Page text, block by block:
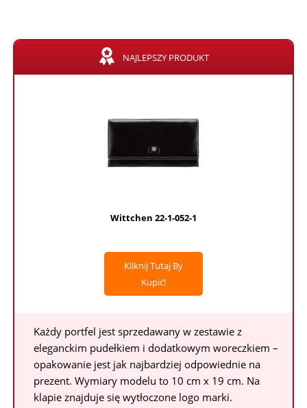
NAJLEPSZY PRODUKT
Wittchen 22-1-052-1
Kliknij Tutaj By
Kupić!
Każdy portfel jest sprzedawany w zestawie z
eleganckim pudełkiem i dodatkowym woreczkiem –
opakowanie jest jak najbardziej odpowiednie na
prezent. Wymiary modelu to 10 cm x 19 cm. Na
klapie znajduje się wytłoczone logo marki.